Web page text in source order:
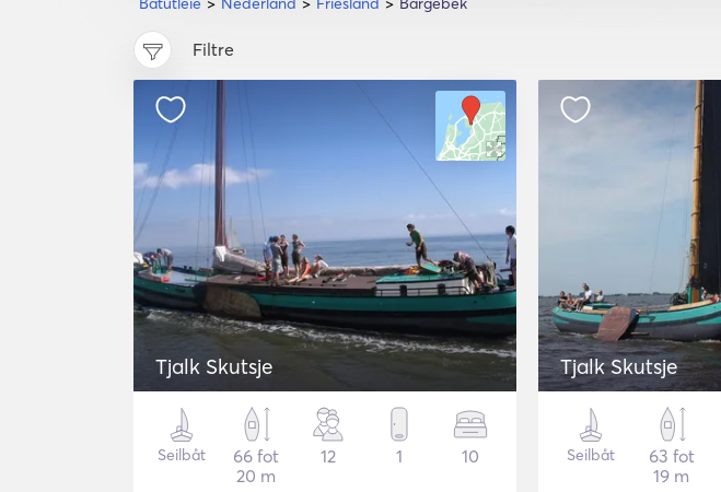
Filtre
Tjalk Skutsje
Seilbåt
66 fot
20 m
12 1 10
Tjalk Skutsje
Seilbåt
63 fot
19 m